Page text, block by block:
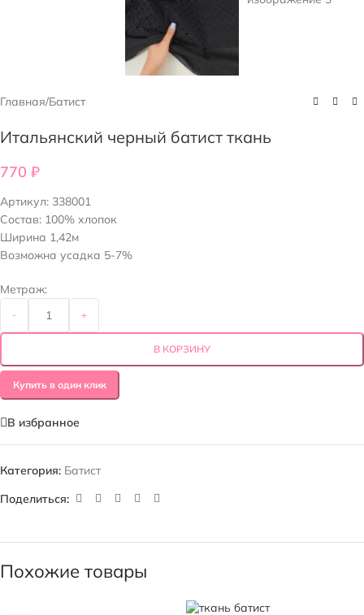
Главная/Батист
Итальянский черный батист ткань
770 ₽
Артикул: 338001
Состав: 100% хлопок
Ширина 1,42м
Возможна усадка 5-7%
Метраж:
- +
В КОРЗИНУ
Купить в один клик
В избранное
Категория: Батист
Поделиться:
Похожие товары